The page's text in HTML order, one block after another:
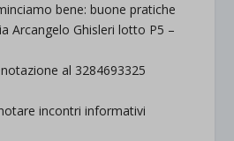
bene: buone pratiche
Arcangelo Ghisleri lotto P5 –
al 3284693325
incontri informativi